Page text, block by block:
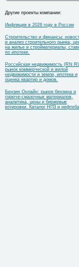
Другие проекты компании:
Инфляция в 2026 году в России
Строительство и финансы:
и анализ строительного рынка,
на жилье и стройматериалы,
по ипотеке.
Российская недвижимость
рынок коммерческой и жилой
недвижимости и земли, ипотека и
оценка квартир и домов.
Бензин Онлайн: рынок бензина и
горюче-смазочных материалов,
аналитика, цены и биржевые
котировки. Каталог НПЗ и